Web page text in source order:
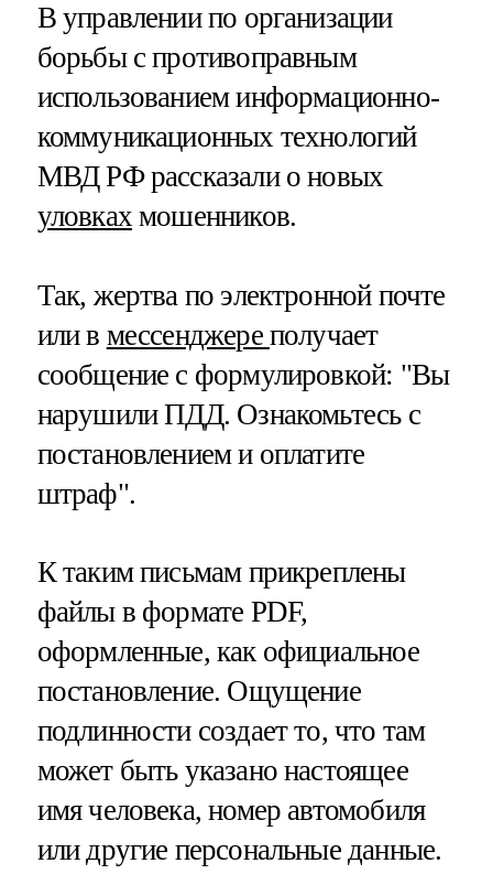
В управлении по организации
борьбы с противоправным
использованием информационно-
коммуникационных технологий
МВД РФ рассказали о новых
уловкахмошенников.
Так, жертва по электронной почте
или в мессенджере получает
сообщение с формулировкой: "Вы
нарушили ПДД. Ознакомьтесь с
постановлением и оплатите
штраф".
К таким письмам прикреплены
файлы в формате PDF,
оформленные, как официальное
постановление. Ощущение
подлинности создает то, что там
может быть указано настоящее
имя человека, номер автомобиля
или другие персональные данные.